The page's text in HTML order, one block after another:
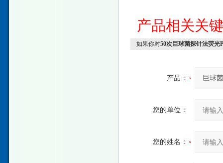
产品相关关
如果你对50次巨球菌探针法荧光
产品：
您的单位：
您的姓名：